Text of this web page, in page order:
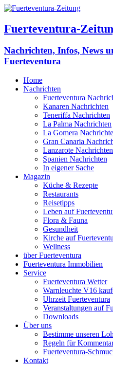
Fuerteventura-
Nachrichten, Infos, News
Fuerteventura
Home
Nachrichten
Fuerteventura
Kanaren Nachrichten
Teneriffa Nachrichten
La Palma Nachrichten
La Gomera
Gran Canaria
Lanzarote Nachrichten
Spanien Nachrichten
In eigener Sache
Magazin
Küche & Rezepte
Restaurants
Reisetipps
Leben auf
Flora & Fauna
Gesundheit
Kirche auf
Wellness
über Fuerteventura
Fuerteventura Immobilien
Service
Fuerteventura Wetter
Warnleuchte V16
Uhrzeit Fuerteventura
Veranstaltungen auf
Downloads
Über uns
Bestimme unseren
Regeln für
Fuerteventura-
Kontakt